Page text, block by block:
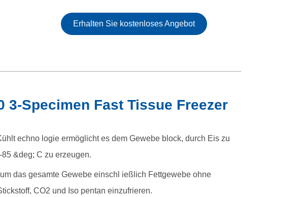
Erhalten Sie kostenloses Angebot
3-Specimen Fast Tissue Freezer
echno logie ermöglicht es dem Gewebe block, durch Eis zu
&deg; C zu erzeugen.
das gesamte Gewebe einschl ießlich Fettgewebe ohne
CO2 und Iso pentan einzufrieren.